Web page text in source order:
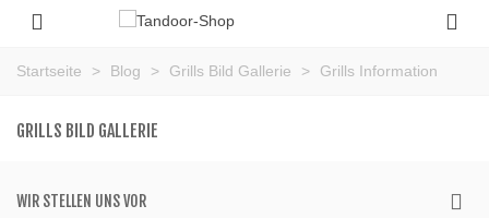
Startseite > Blog > Grills Bild Gallerie > Grills Information
GRILLS BILD GALLERIE
WIR STELLEN UNS VOR